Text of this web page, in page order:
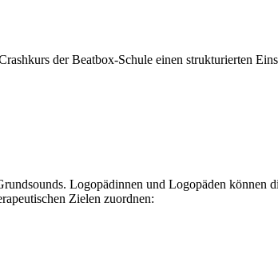
der Beatbox-Schule einen strukturierten
Logopädinnen und Logopäden können
Zielen zuordnen: